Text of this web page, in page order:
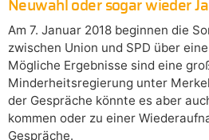
Neuwahl oder sogar wieder
Am 7. Januar 2018 beginnen die
zwischen Union und SPD über
Mögliche Ergebnisse sind eine
Minderheitsregierung unter
der Gespräche könnte es aber
kommen oder zu einer
Gespräche.